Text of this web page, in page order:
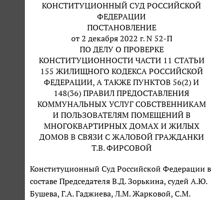
КОНСТИТУЦИОННЫЙ СУД РОССИЙСКОЙ
ФЕДЕРАЦИИ
ПОСТАНОВЛЕНИЕ
от 2 декабря 2022 г. N 52-П
ПО ДЕЛУ О ПРОВЕРКЕ
КОНСТИТУЦИОННОСТИ ЧАСТИ 11 СТАТЬИ
155 ЖИЛИЩНОГО КОДЕКСА РОССИЙСКОЙ
ФЕДЕРАЦИИ, А ТАКЖЕ ПУНКТОВ 56(2) И
148(36) ПРАВИЛ ПРЕДОСТАВЛЕНИЯ
КОММУНАЛЬНЫХ УСЛУГ СОБСТВЕННИКАМ
И ПОЛЬЗОВАТЕЛЯМ ПОМЕЩЕНИЙ В
МНОГОКВАРТИРНЫХ ДОМАХ И ЖИЛЫХ
ДОМОВ В СВЯЗИ С ЖАЛОБОЙ ГРАЖДАНКИ
Т.В. ФИРСОВОЙ
Конституционный Суд Российской Федерации в
составе Председателя В.Д. Зорькина, судей А.Ю.
Бушева, Г.А. Гаджиева, Л.М. Жарковой, С.М.